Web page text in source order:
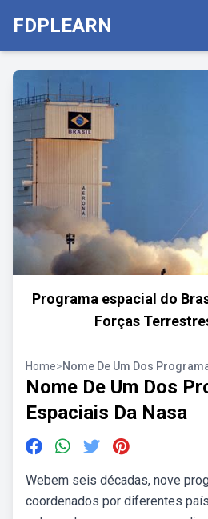
FDPLEARN
Programa espacial do
Forças
Home>Nome De Um Dos
Nome De Um Dos
Espaciais Da Nasa
Webem seis décadas, nove
coordenados por diferentes